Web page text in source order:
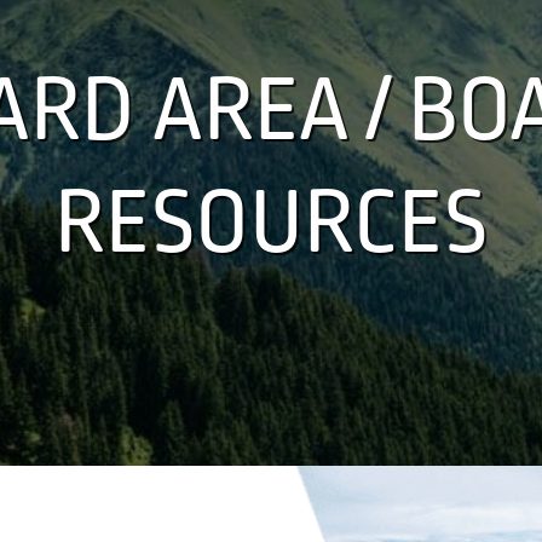
AREA /
RESOURCES